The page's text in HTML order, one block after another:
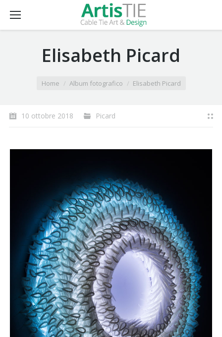
Elisabeth Picard
Home Album fotografico Elisabeth Picard
10 ottobre 2018 Picard